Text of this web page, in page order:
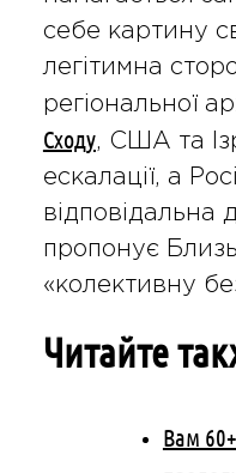
себе картину
легітимна
регіональної
Сходу, США та
ескалації, а
відповідальна
пропонує
«колективну
Читайте
Вам